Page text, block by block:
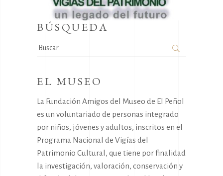
BÚSQUEDA
Search
for:
EL MUSEO
La Fundación Amigos del Museo de El Peñol
es un voluntariado de personas integrado
por niños, jóvenes y adultos, inscritos en el
Programa Nacional de Vigías del
Patrimonio Cultural, que tiene por finalidad
la investigación, valoración, conservación y